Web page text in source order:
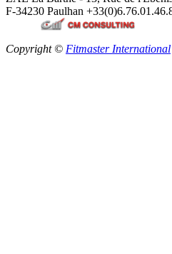
F-34230 Paulhan
Copyright © Fitmaster International